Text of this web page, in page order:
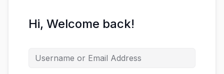
Hi, Welcome back!